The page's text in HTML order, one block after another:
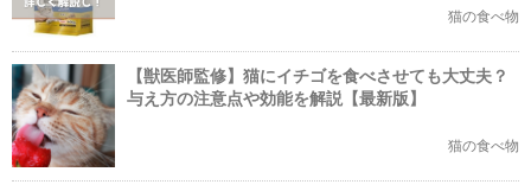
猫の食べ物
【獣医師監修】猫にイチゴを食べさせても大丈夫？
与え方の注意点や効能を解説【最新版】
猫の食べ物